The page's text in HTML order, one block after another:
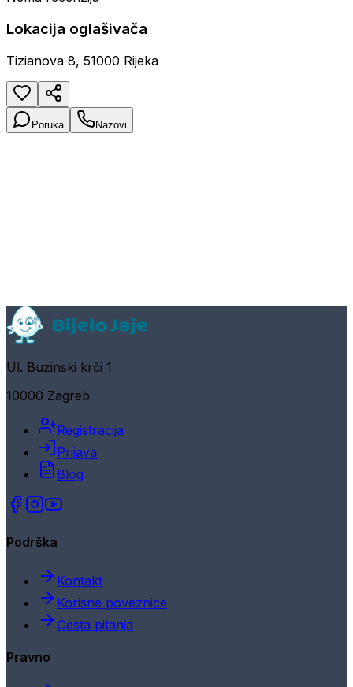
Lokacija oglašivača
Tizianova 8, 51000 Rijeka
Poruka Nazovi
Ul. Buzinski krči 1
10000 Zagreb
Registracija
Prijava
Blog
Podrška
Kontakt
Korisne poveznice
Česta pitanja
Pravno